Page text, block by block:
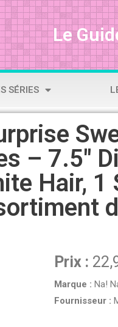
Le
SÉRIES
– 7.5″
Hair, 1
Prix :
Marque : Na!
Fournisseur :